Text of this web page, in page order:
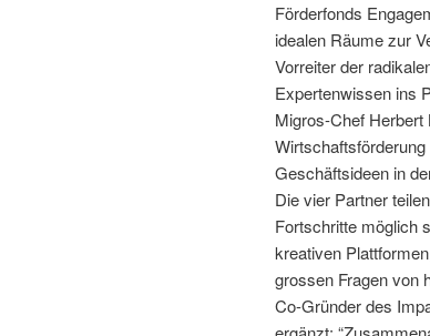
Förderfonds
idealen Räume zur
Vorreiter der
Expertenwissen ins
Migros-Chef Herbert
Geschäftsideen in
Die vier Partner
Fortschritte möglich
kreativen
grossen Fragen von
Co-Gründer des